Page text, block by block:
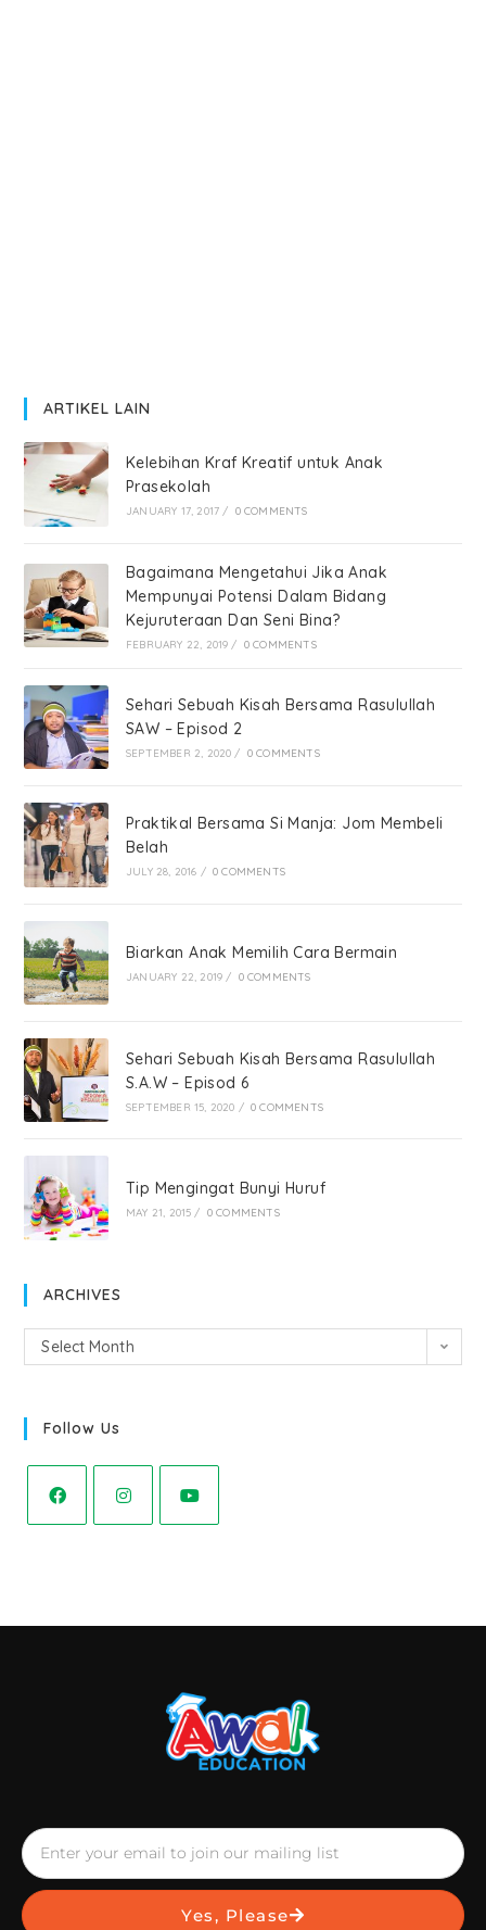
ARTIKEL LAIN
Kelebihan Kraf Kreatif untuk Anak
Prasekolah
JANUARY 17, 2017 / 0 COMMENTS
Bagaimana Mengetahui Jika Anak
Mempunyai Potensi Dalam Bidang
Kejuruteraan Dan Seni Bina?
FEBRUARY 22, 2019 / 0 COMMENTS
Sehari Sebuah Kisah Bersama Rasulullah
SAW – Episod 2
SEPTEMBER 2, 2020 / 0 COMMENTS
Praktikal Bersama Si Manja: Jom Membeli
Belah
JULY 28, 2016 / 0 COMMENTS
Biarkan Anak Memilih Cara Bermain
JANUARY 22, 2019 / 0 COMMENTS
Sehari Sebuah Kisah Bersama Rasulullah
S.A.W – Episod 6
SEPTEMBER 15, 2020 / 0 COMMENTS
Tip Mengingat Bunyi Huruf
MAY 21, 2015 / 0 COMMENTS
ARCHIVES
Select Month
Follow Us
Yes, Please